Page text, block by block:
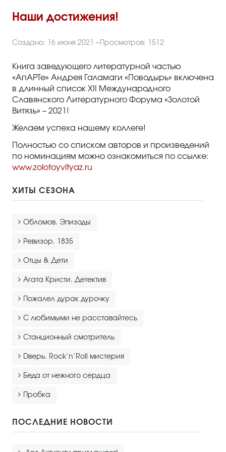
Правила группового посещения
Порядок возврата билетов
Новости
Репертуар
Афиша
Контакты
Наши достижения!
Создано: 16 июня 2021 Просмотров: 1512
Книга заведующего литературной частью
«АпАРТе» Андрея Галамаги «Поводырь» включена
в длинный список XII Международного
Славянского Литературного Форума «Золотой
Витязь» – 2021!
Желаем успеха нашему коллеге!
Полностью со списком авторов и произведений
по номинациям можно ознакомиться по ссылке:
www.zolotoyvityaz.ru
ХИТЫ СЕЗОНА
Обломов. Эпизоды
Ревизор. 1835
Отцы & Дети
Агата Кристи. Детектив
Пожалел дурак дурочку
С любимыми не расставайтесь
Станционный смотритель
Dверь. Rock’n’Roll мистерия
Беда от нежного сердца
Пробка
ПОСЛЕДНИЕ НОВОСТИ